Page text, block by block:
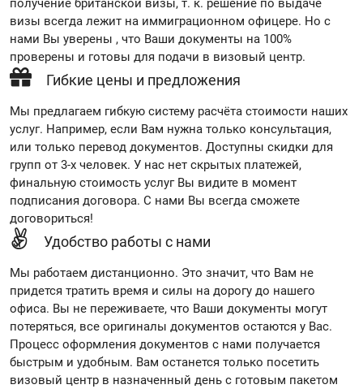
получение британской визы, т. к. решение по выдаче
визы всегда лежит на иммиграционном офицере. Но с
нами Вы уверены , что Ваши документы на 100%
проверены и готовы для подачи в визовый центр.
Гибкие цены и предложения
Мы предлагаем гибкую систему расчёта стоимости наших
услуг. Например, если Вам нужна только консультация,
или только перевод документов. Доступны скидки для
групп от 3-х человек. У нас нет скрытых платежей,
финальную стоимость услуг Вы видите в момент
подписания договора. С нами Вы всегда сможете
договориться!
Удобство работы с нами
Мы работаем дистанционно. Это значит, что Вам не
придется тратить время и силы на дорогу до нашего
офиса. Вы не переживаете, что Ваши документы могут
потеряться, все оригиналы документов остаются у Вас.
Процесс оформления документов с нами получается
быстрым и удобным. Вам останется только посетить
визовый центр в назначенный день с готовым пакетом